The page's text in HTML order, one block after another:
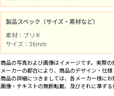
製品スペック（サイズ・素材など）
素材：ブリキ
サイズ：56mm
商品の写真および画像はイメージです。実際の
メーカーの都合により、商品のデザイン・仕
商品の詳細につきましては、各メーカー様にお
画像・テキストの無断転載、及びそれに準ずる